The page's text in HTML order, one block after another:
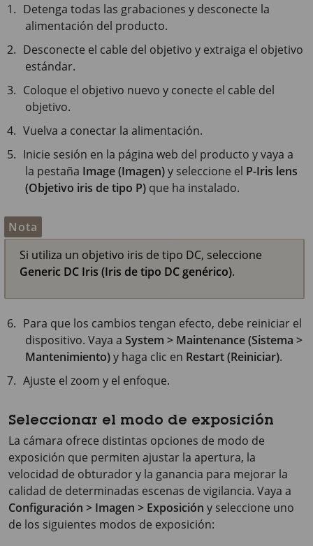
Detenga todas las grabaciones y desconecte la
alimentación del producto.
Desconecte el cable del objetivo y extraiga el objetivo
estándar.
Coloque el objetivo nuevo y conecte el cable del
objetivo.
Vuelva a conectar la alimentación.
Inicie sesión en la página web del producto y vaya a
la pestaña Image (Imagen)y seleccione el P-Iris lens
(Objetivo iris de tipo P) que ha instalado.
Nota
Si utiliza un objetivo iris de tipo DC, seleccione
Generic DC Iris (Iris de tipo DC genérico).
Para que los cambios tengan efecto, debe reiniciar el
dispositivo. Vaya a System > Maintenance (Sistema >
Mantenimiento)y haga clic en Restart (Reiniciar).
Ajuste el zoom y el enfoque.
Seleccionar el modo de exposición
La cámara ofrece distintas opciones de modo de
exposición que permiten ajustar la apertura, la
velocidad de obturador y la ganancia para mejorar la
calidad de determinadas escenas de vigilancia. Vaya a
Configuración > Imagen > Exposición y seleccione uno
de los siguientes modos de exposición: